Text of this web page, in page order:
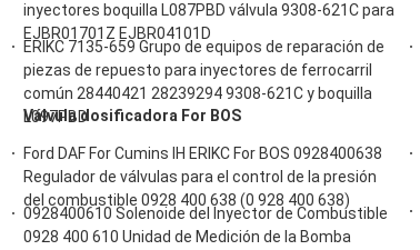
inyectores boquilla L087PBD válvula 9308-621C para
EJBR01701Z EJBR04101D
ERIKC 7135-659 Grupo de equipos de reparación de
piezas de repuesto para inyectores de ferrocarril
común 28440421 28239294 9308-621C y boquilla
L097PBD
Válvula dosificadora For BOS
Ford DAF For Cumins IH ERIKC For BOS 0928400638
Regulador de válvulas para el control de la presión
del combustible 0928 400 638 (0 928 400 638)
0928400610 Solenoide del Inyector de Combustible
0928 400 610 Unidad de Medición de la Bomba